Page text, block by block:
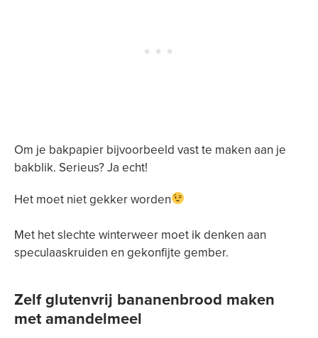
Om je bakpapier bijvoorbeeld vast te maken aan je
bakblik. Serieus? Ja echt!
Het moet niet gekker worden
Met het slechte winterweer moet ik denken aan
speculaaskruiden en gekonfijte gember.⁣
Zelf glutenvrij bananenbrood maken
met amandelmeel